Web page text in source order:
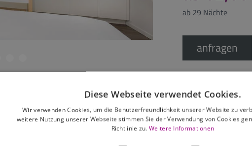
ab 29 Nächte
anfragen
Diese Webseite verwendet Cookies.
Wir verwenden Cookies, um die Benutzerfreundlichkeit unserer Website zu
weitere Nutzung unserer Webseite stimmen Sie der Verwendung von Cookies
Richtlinie zu.Weitere Informationen